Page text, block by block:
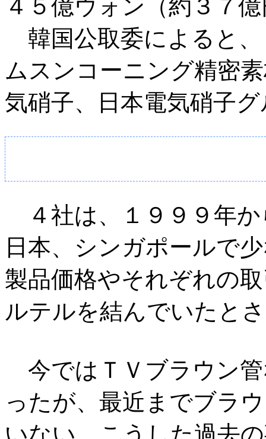
４５億ウォン（約３７
韓国公取委によると
ムスンコーニング精密
気硝子、日本電気硝子
４社は、１９９９年
日本、シンガポールで
製品価格やそれぞれの
ルテルを結んでいたと
今ではＴＶブラウン
ったが、最近までブラ
いない。こうした過去